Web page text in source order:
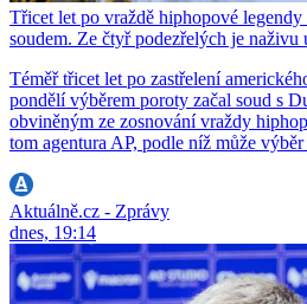
Třicet let po vraždě hiphopové legendy
soudem. Ze čtyř podezřelých je naživu
Téměř třicet let po zastřelení
pondělí výběrem poroty začal soud s
obviněným ze zosnování vraždy
tom agentura AP, podle níž může
Aktuálně.cz - Zprávy
dnes, 19:14